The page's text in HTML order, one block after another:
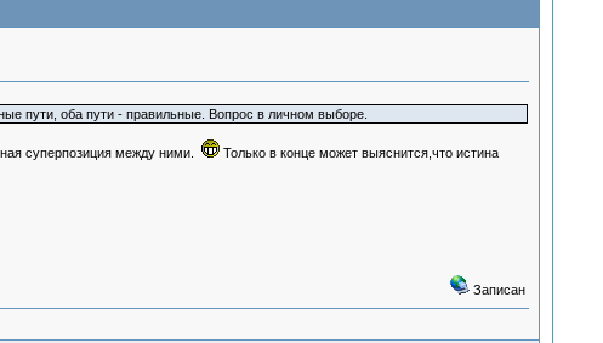
пути, оба пути - правильные. Вопрос в личном выборе.
суперпозиция между ними.
Только в конце может выяснится,что истина
Записан